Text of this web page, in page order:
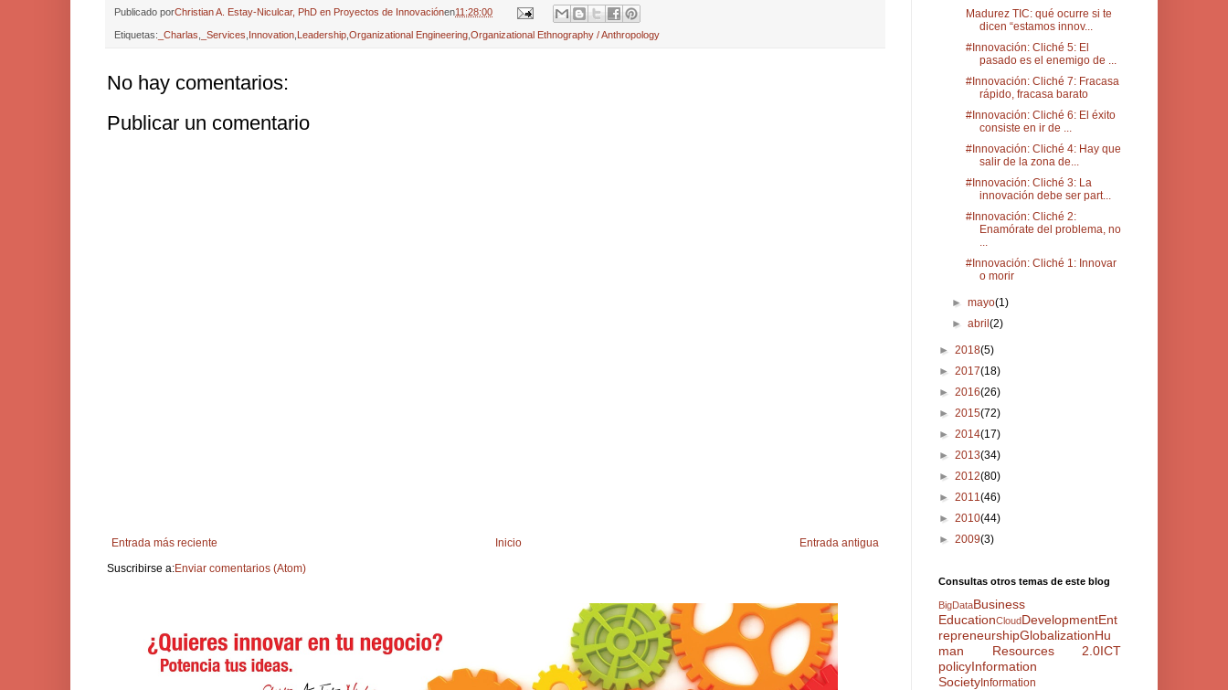
Publicado porChristian A. Estay-Niculcar, PhD en Proyectos de Innovaciónen11:28:00
Etiquetas: _Charlas _Services Innovation Leadership Organizational Engineering Organizational Ethnography / Anthropology
No hay comentarios:
Publicar un comentario
Entrada más reciente Entrada antigua
Inicio
Suscribirse a:Enviar comentarios (Atom)
Madurez TIC: qué ocurre si te
dicen “estamos innov...
#Innovación: Cliché 5: El
pasado es el enemigo de ...
#Innovación: Cliché 7: Fracasa
rápido, fracasa barato
#Innovación: Cliché 6: El éxito
consiste en ir de ...
#Innovación: Cliché 4: Hay que
salir de la zona de...
#Innovación: Cliché 3: La
innovación debe ser part...
#Innovación: Cliché 2:
Enamórate del problema, no
...
#Innovación: Cliché 1: Innovar
o morir
►mayo(1)
►abril(2)
► 2018(5)
► 2017(18)
► 2016(26)
► 2015(72)
► 2014(17)
► 2013(34)
► 2012(80)
► 2011(46)
► 2010(44)
► 2009(3)
Consultas otros temas de este blog
BigDataBusiness
EducationCloudDevelopmentEnt
repreneurshipGlobalizationHu
man Resources 2.0ICT
policyInformation
Society Information